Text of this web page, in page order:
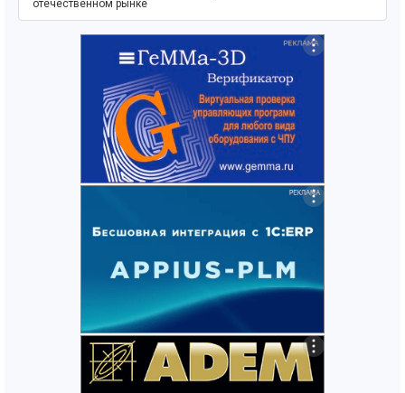
отечественном рынке